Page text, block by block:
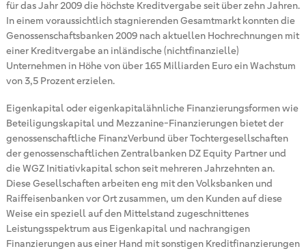
für das Jahr 2009 die höchste Kreditvergabe seit über zehn Jahren.
In einem voraussichtlich stagnierenden Gesamtmarkt konnten die
Genossenschaftsbanken 2009 nach aktuellen Hochrechnungen mit
einer Kreditvergabe an inländische (nichtfinanzielle)
Unternehmen in Höhe von über 165 Milliarden Euro ein Wachstum
von 3,5 Prozent erzielen.
Eigenkapital oder eigenkapitalähnliche Finanzierungsformen wie
Beteiligungskapital und Mezzanine-Finanzierungen bietet der
genossenschaftliche FinanzVerbund über Tochtergesellschaften
der genossenschaftlichen Zentralbanken DZ Equity Partner und
die WGZ Initiativkapital schon seit mehreren Jahrzehnten an.
Diese Gesellschaften arbeiten eng mit den Volksbanken und
Raiffeisenbanken vor Ort zusammen, um den Kunden auf diese
Weise ein speziell auf den Mittelstand zugeschnittenes
Leistungsspektrum aus Eigenkapital und nachrangigen
Finanzierungen aus einer Hand mit sonstigen Kreditfinanzierungen